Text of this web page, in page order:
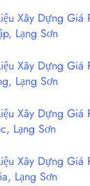
Xây Dựng Giá
Lạng Sơn
Xây Dựng Giá
Lạng Sơn
Xây Dựng Giá
Lạng Sơn
Xây Dựng Giá
Lạng Sơn